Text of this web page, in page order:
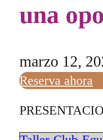
una
marzo 12,
Reserva ahora